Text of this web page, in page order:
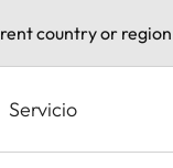
country or
Servicio